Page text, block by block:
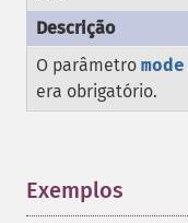
O parâmetro mode
era obrigatório.
Exemplos